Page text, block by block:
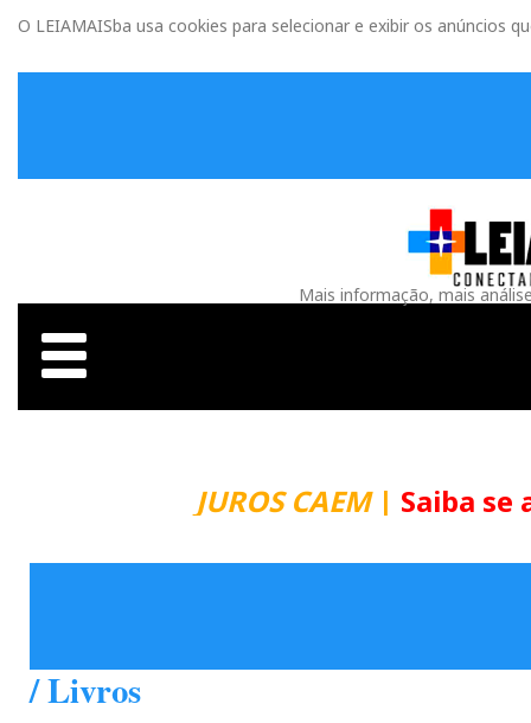
O LEIAMAISba usa cookies para selecionar e exibir os anúncios
Mais informação, mais
JUROS CAEM| Saiba se
/ Livros